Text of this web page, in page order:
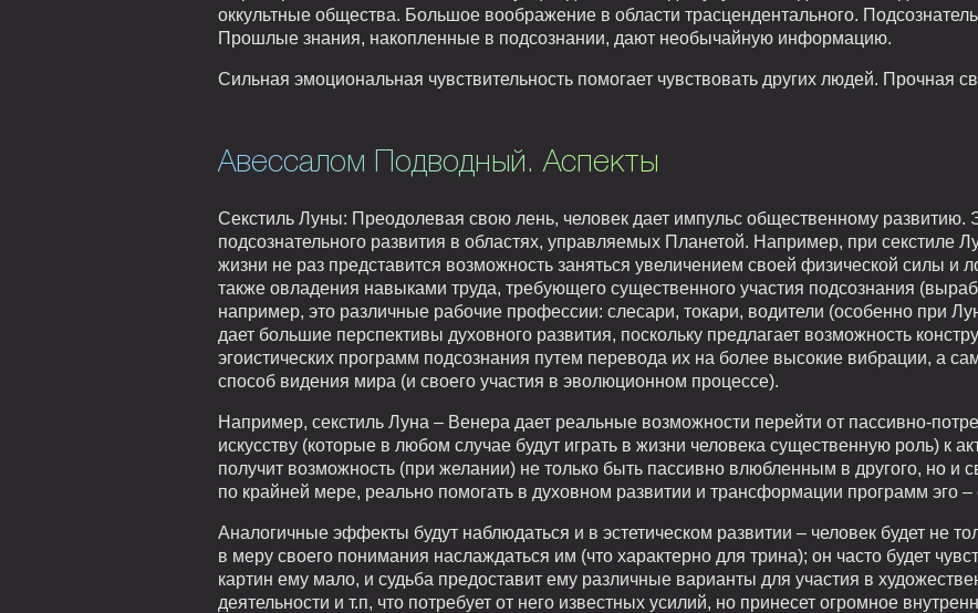
оккультные общества. Большое воображение в области трасцендентального.
Прошлые знания, накопленные в подсознании, дают необычайную информацию.
Сильная эмоциональная чувствительность помогает чувствовать других людей. Прочная
Авессалом Подводный. Аспекты
Секстиль Луны: Преодолевая свою лень, человек дает импульс общественному развитию.
подсознательного развития в областях, управляемых Планетой. Например, при секстиле
жизни не раз представится возможность заняться увеличением своей физической силы и
также овладения навыками труда, требующего существенного участия подсознания
например, это различные рабочие профессии: слесари, токари, водители (особенно при
дает большие перспективы духовного развития, поскольку предлагает возможность
эгоистических программ подсознания путем перевода их на более высокие вибрации, а
способ видения мира (и своего участия в эволюционном процессе).
Например, секстиль Луна – Венера дает реальные возможности перейти от пассивно-
искусству (которые в любом случае будут играть в жизни человека существенную роль) к
получит возможность (при желании) не только быть пассивно влюбленным в другого, но и
по крайней мере, реально помогать в духовном развитии и трансформации программ эго –
Аналогичные эффекты будут наблюдаться и в эстетическом развитии – человек будет не
в меру своего понимания наслаждаться им (что характерно для трина); он часто будет
картин ему мало, и судьба предоставит ему различные варианты для участия в
деятельности и т.п, что потребует от него известных усилий, но принесет огромное